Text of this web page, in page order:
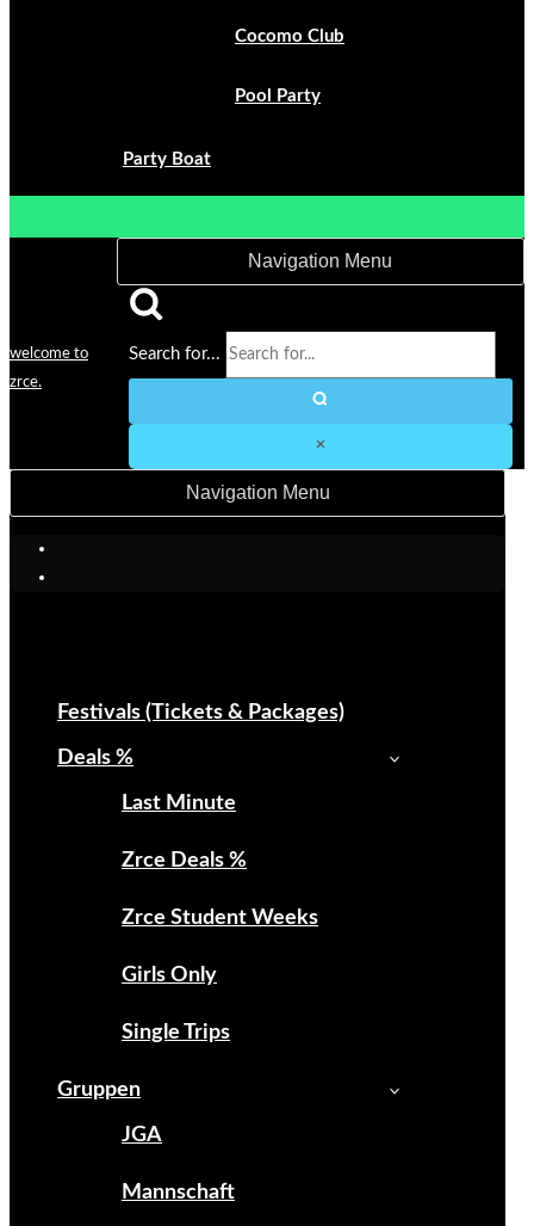
Cocomo Club
Pool Party
Party Boat
welcome to
zrce.
Navigation Menu
Search for...
Navigation Menu
Festivals (Tickets & Packages)
Deals %
Last Minute
Zrce Deals %
Zrce Student Weeks
Girls Only
Single Trips
Gruppen
JGA
Mannschaft